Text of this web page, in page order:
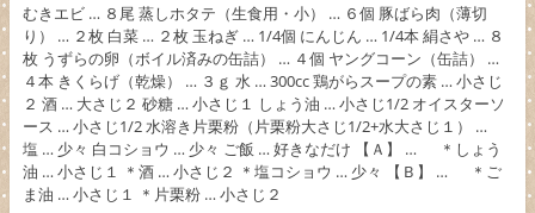
むきエビ … ８尾 蒸しホタテ（生食用・小） … ６個 豚ばら肉（薄切
り） … ２枚 白菜 … ２枚 玉ねぎ … 1/4個 にんじん … 1/4本 絹さや … ８
枚 うずらの卵（ボイル済みの缶詰） … ４個 ヤングコーン（缶詰） …
４本 きくらげ（乾燥） … ３ｇ 水 … 300cc 鶏がらスープの素 … 小さじ
２ 酒 … 大さじ２ 砂糖 … 小さじ１ しょう油 … 小さじ1/2 オイスターソ
ース … 小さじ1/2 水溶き片栗粉（片栗粉大さじ1/2+水大さじ１） …
塩 … 少々 白コショウ … 少々 ご飯 … 好きなだけ 【Ａ】 … ＊しょう
油 … 小さじ１ ＊酒 … 小さじ２ ＊塩コショウ … 少々 【Ｂ】 … ＊ご
ま油 … 小さじ１ ＊片栗粉 … 小さじ２